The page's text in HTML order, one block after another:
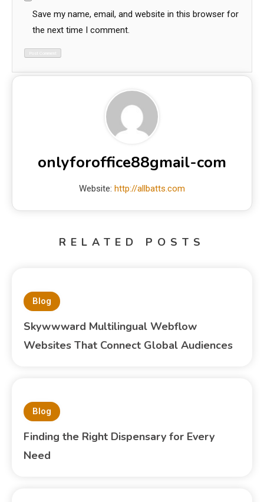
Save my name, email, and website in this browser for
the next time I comment.
onlyforoffice88gmail-com
Website: http://allbatts.com
RELATED POSTS
Blog
Skywwward Multilingual Webflow
Websites That Connect Global Audiences
Blog
Finding the Right Dispensary for Every
Need